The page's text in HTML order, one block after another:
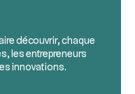
découvrir, chaque
les entrepreneurs
innovations.